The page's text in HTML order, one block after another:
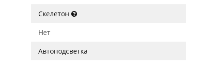
Скелетон
Нет
Автоподсветка